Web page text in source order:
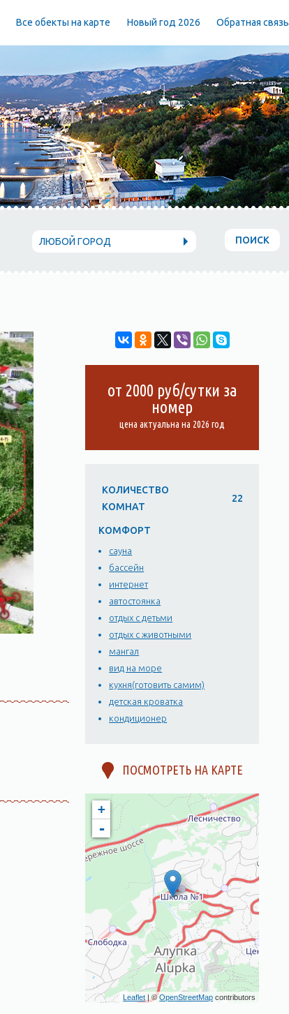
Все обекты на карте Новый год 2026 Обратная связь
ЛЮБОЙ ГОРОД ПОИСК
от 2000 руб/сутки за
номер
цена актуальна на 2026 год
КОЛИЧЕСТВО
КОМНАТ
22
КОМФОРТ
сауна
бассейн
интернет
автостоянка
отдых с детьми
отдых с животными
мангал
вид на море
кухня(готовить самим)
детская кроватка
кондиционер
ПОСМОТРЕТЬ НА КАРТЕ
+
-
Leaflet | ©OpenStreetMap contributors